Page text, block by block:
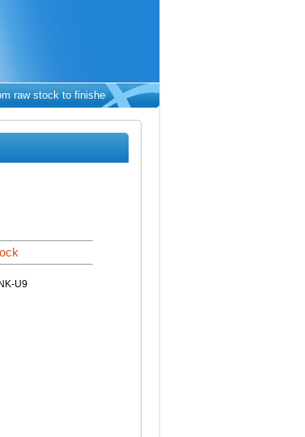
raw stock to finished parts - we make it easy. 從原材料到成
U9